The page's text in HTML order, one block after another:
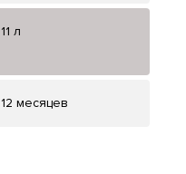
11 л
12 месяцев